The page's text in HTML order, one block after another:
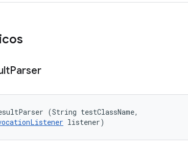
Parser
(String testClassName,
listener)